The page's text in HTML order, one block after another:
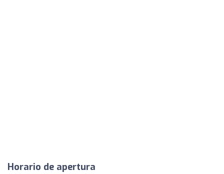
Horario de apertura